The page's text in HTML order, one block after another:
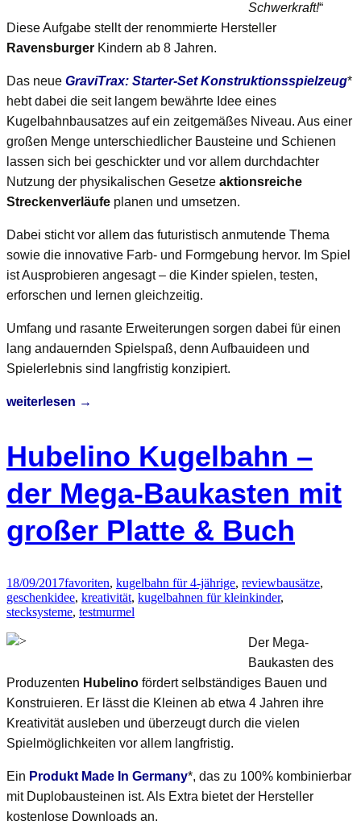
Schwerkraft!
Diese Aufgabe stellt der renommierte Hersteller
Ravensburger Kindern ab 8 Jahren.
Das neue GraviTrax: Starter-Set Konstruktionsspielzeug*
hebt dabei die seit langem bewährte Idee eines
Kugelbahnbausatzes auf ein zeitgemäßes Niveau. Aus einer
großen Menge unterschiedlicher Bausteine und Schienen
lassen sich bei geschickter und vor allem durchdachter
Nutzung der physikalischen Gesetze aktionsreiche
Streckenverläufe planen und umsetzen.
Dabei sticht vor allem das futuristisch anmutende Thema
sowie die innovative Farb- und Formgebung hervor. Im Spiel
ist Ausprobieren angesagt – die Kinder spielen, testen,
erforschen und lernen gleichzeitig.
Umfang und rasante Erweiterungen sorgen dabei für einen
lang andauernden Spielspaß, denn Aufbauideen und
Spielerlebnis sind langfristig konzipiert.
GraviTrax:
Konstruktionsspielzeug
von
Ravensburger
weiterlesen →
Hubelino Kugelbahn –
der Mega-Baukasten mit
großer Platte & Buch
18/09/2017favoriten, kugelbahn für 4-jährige, reviewbausätze,
geschenkidee, kreativität, kugelbahnen für kleinkinder,
stecksysteme, testmurmel
>
Der Mega-
Baukasten des
Produzenten Hubelino fördert selbständiges Bauen und
Konstruieren. Er lässt die Kleinen ab etwa 4 Jahren ihre
Kreativität ausleben und überzeugt durch die vielen
Spielmöglichkeiten vor allem langfristig.
Ein Produkt Made In Germany*, das zu 100% kombinierbar
mit Duplobausteinen ist. Als Extra bietet der Hersteller
kostenlose Downloads an.